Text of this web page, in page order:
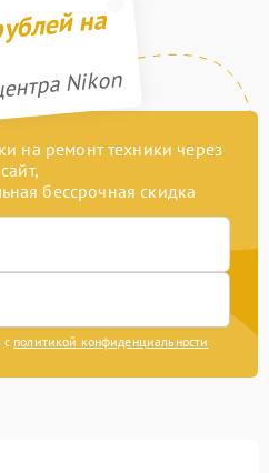
на
Nikon
на ремонт техники через
сайт,
бессрочная скидка
с политикой конфиденциальности